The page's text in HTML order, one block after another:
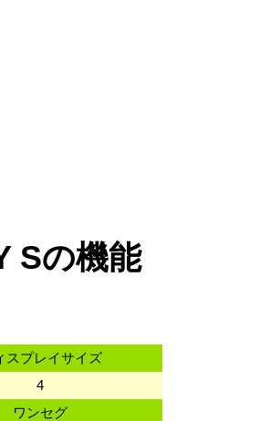
Sの機能
スプレイサイズ
4
ワンセグ